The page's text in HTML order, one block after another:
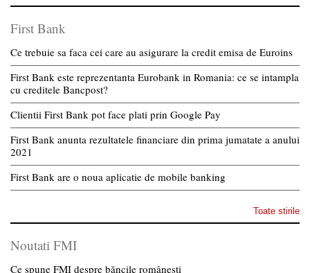
First Bank
Ce trebuie sa faca cei care au asigurare la credit emisa de Euroins
First Bank este reprezentanta Eurobank in Romania: ce se intampla
cu creditele Bancpost?
Clientii First Bank pot face plati prin Google Pay
First Bank anunta rezultatele financiare din prima jumatate a anului
2021
First Bank are o noua aplicatie de mobile banking
Toate stirile
Noutati FMI
Ce spune FMI despre băncile românești